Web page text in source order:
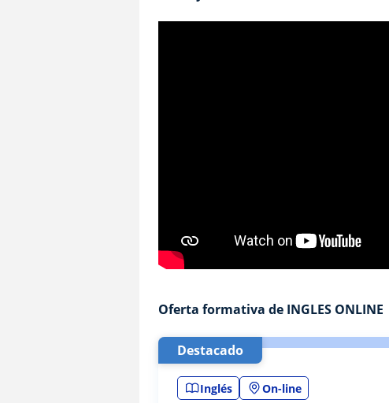
Oferta formativa de INGLES ONLINE
Destacado
Inglés On-line